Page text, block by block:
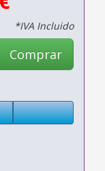
*IVA Incluido
Comprar